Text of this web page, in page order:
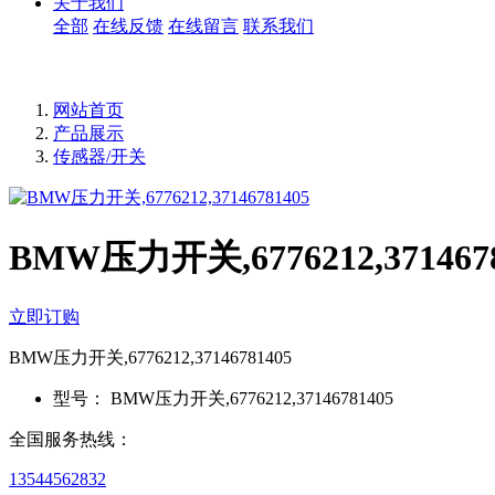
全部 在线反馈 在线留言 联系我们
网站首页
产品展示
传感器/开关
BMW压力开关
立即订购
BMW压力开关,6776212,37146781405
型号： BMW压力开关,6776212,37146781405
全国服务热线：
13544562832